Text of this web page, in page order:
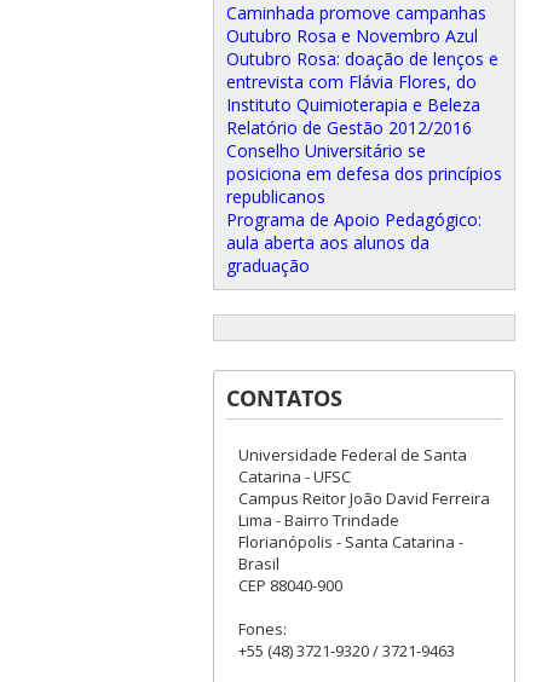
Caminhada promove campanhas
Outubro Rosa e Novembro Azul
Outubro Rosa: doação de lenços e
entrevista com Flávia Flores, do
Instituto Quimioterapia e Beleza
Relatório de Gestão 2012/2016
Conselho Universitário se
posiciona em defesa dos princípios
republicanos
Programa de Apoio Pedagógico:
aula aberta aos alunos da
graduação
CONTATOS
Universidade Federal de Santa
Catarina - UFSC
Campus Reitor João David Ferreira
Lima - Bairro Trindade
Florianópolis - Santa Catarina -
Brasil
CEP 88040-900
Fones:
+55 (48) 3721-9320 / 3721-9463